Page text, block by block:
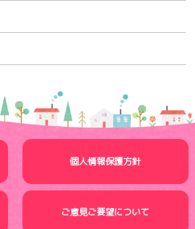
個人情報保護方針
ご意見ご要望について